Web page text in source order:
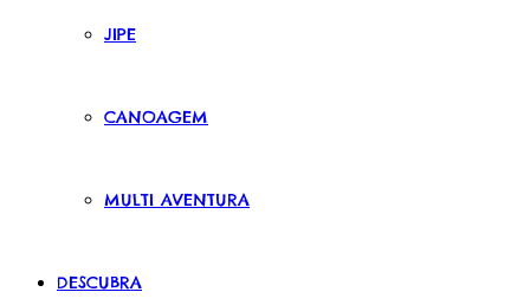
JIPE
CANOAGEM
MULTI AVENTURA
DESCUBRA